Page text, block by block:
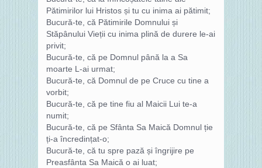
Pătimirilor lui Hristos și tu cu inima ai pătimit;
Bucură-te, că Pătimirile Domnului și
Stăpânului Vieții cu inima plină de durere le-ai
privit;
Bucură-te, că pe Domnul până la a Sa
moarte L-ai urmat;
Bucură-te, că Domnul de pe Cruce cu tine a
vorbit;
Bucură-te, că pe tine fiu al Maicii Lui te-a
numit;
Bucură-te, că pe Sfânta Sa Maică Domnul ție
ți-a încredințat-o;
Bucură-te, că tu spre pază și îngrijire pe
Preasfânta Sa Maică o ai luat;